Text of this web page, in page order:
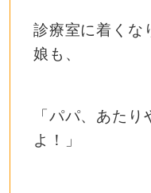
診療室に着くな
娘も、
「パパ、あた
よ！」